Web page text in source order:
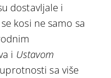
dostavljale i
kosi ne samo sa
i Ustavom
sa više